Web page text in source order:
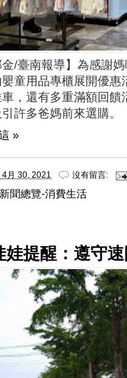
金/臺南報導】為感謝
童用品專櫃展開優
，還有多重滿額回
許多爸媽前來選購。
»
月 30, 2021 沒有留言:
新聞總覽-消費生活
娃提醒：遵守